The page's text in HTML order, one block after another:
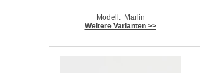
Modell: Marlin
Weitere Varianten >>